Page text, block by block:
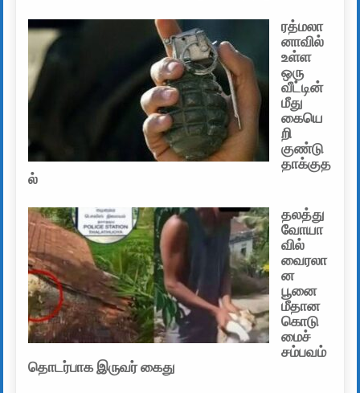
ரத்மலா
னாவில்
உள்ள
ஒரு
வீட்டின்
மீது
கையெ
றி
குண்டு
தாக்குத
ல்
தலத்து
வோயா
வில்
வைரலா
ன
பூனை
மீதான
கொடு
மைச்
சம்பவம்
தொடர்பாக இருவர் கைது